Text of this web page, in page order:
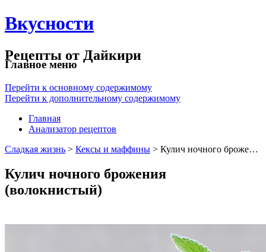
Вкусности
Рецепты от Дайкири
Главное меню
Перейти к основному содержимому
Перейти к дополнительному содержимому
Главная
Анализатор рецептов
Сладкая жизнь > Кексы и маффины > Кулич ночного броже…
Кулич ночного брожения
(волокнистый)